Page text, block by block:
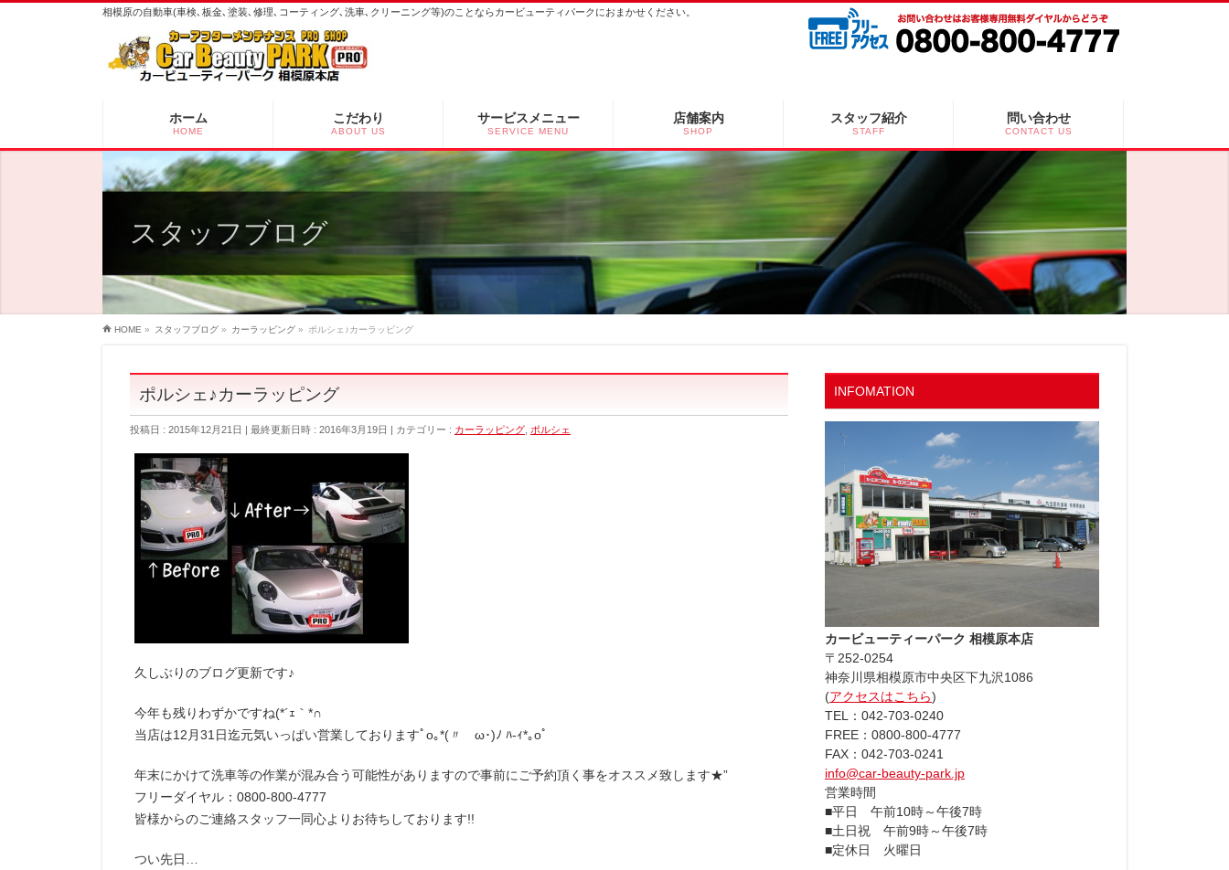
相模原の自動車(車検､板金､塗装､修理､コーティング､洗車､クリーニング等)のことならカービューティパークにおまかせください。
ホーム
HOME
こだわり
ABOUT US
サービスメニュー
SERVICE MENU
店舗案内
SHOP
スタッフ紹介
STAFF
問い合わせ
CONTACT US
スタッフブログ
HOME » スタッフブログ » カーラッピング » ポルシェ♪カーラッピング
ポルシェ♪カーラッピング
投稿日 : 2015年12月21日 最終更新日時 : 2016年3月19日 カテゴリー : カーラッピング ポルシェ
久しぶりのブログ更新です♪
今年も残りわずかですね(*´ｪ｀*∩
当店は12月31日迄元気いっぱい営業しておりますﾟo｡*(〃ゝω･)ﾉ ﾊ-ｨ*｡oﾟ
年末にかけて洗車等の作業が混み合う可能性がありますので事前にご予約頂く事をオススメ致します★”
フリーダイヤル：0800-800-4777
皆様からのご連絡スタッフ一同心よりお待ちしております!!
つい先日…
INFOMATION
カービューティーパーク 相模原本店
〒252-0254
神奈川県相模原市中央区下九沢1086
(アクセスはこちら)
TEL：042-703-0240
FREE：0800-800-4777
FAX：042-703-0241
info@car-beauty-park.jp
営業時間
■平日 午前10時～午後7時
■土日祝 午前9時～午後7時
■定休日 火曜日